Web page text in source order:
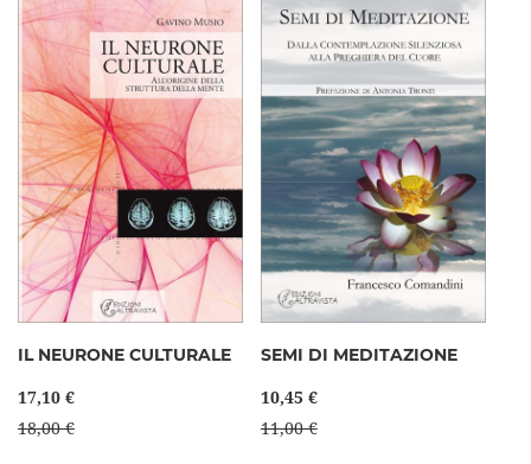
IL NEURONE CULTURALE
17,10 €
18,00 €
SEMI DI MEDITAZIONE
10,45 €
11,00 €